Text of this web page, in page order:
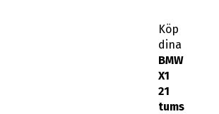
Köp
dina
BMW
X1
21
tums